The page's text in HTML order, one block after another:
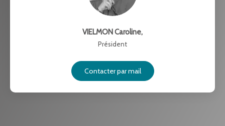
VIELMON Caroline,
Président
Contacter par mail